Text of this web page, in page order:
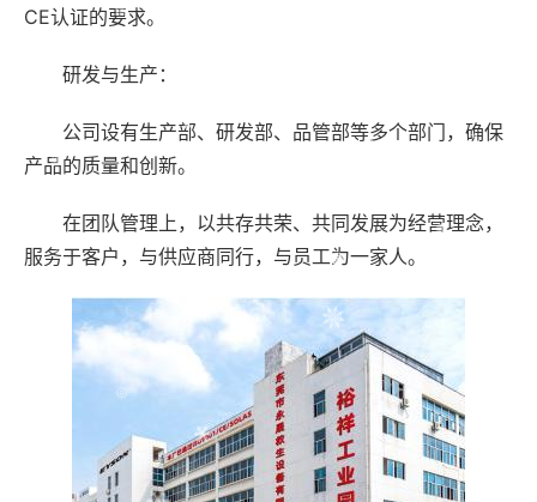
CE认证的要求。
研发与生产：
公司设有生产部、研发部、品管部等多个部门，确保
产品的质量和创新。
在团队管理上，以共存共荣、共同发展为经营理念，
服务于客户，与供应商同行，与员工为一家人。